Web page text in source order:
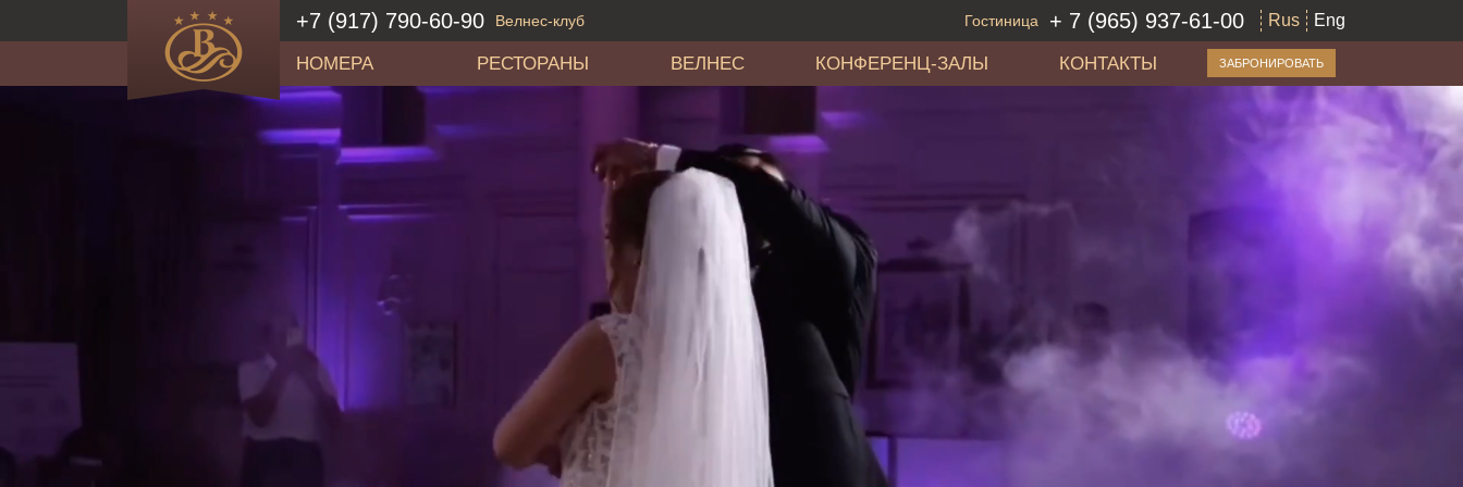
+7 (917) 790-60-90 Велнес-клуб Гостиница + 7 (965) 937-61-00 Rus Eng
НОМЕРА РЕСТОРАНЫ ВЕЛНЕС КОНФЕРЕНЦ-ЗАЛЫ КОНТАКТЫ ЗАБРОНИРОВАТЬ